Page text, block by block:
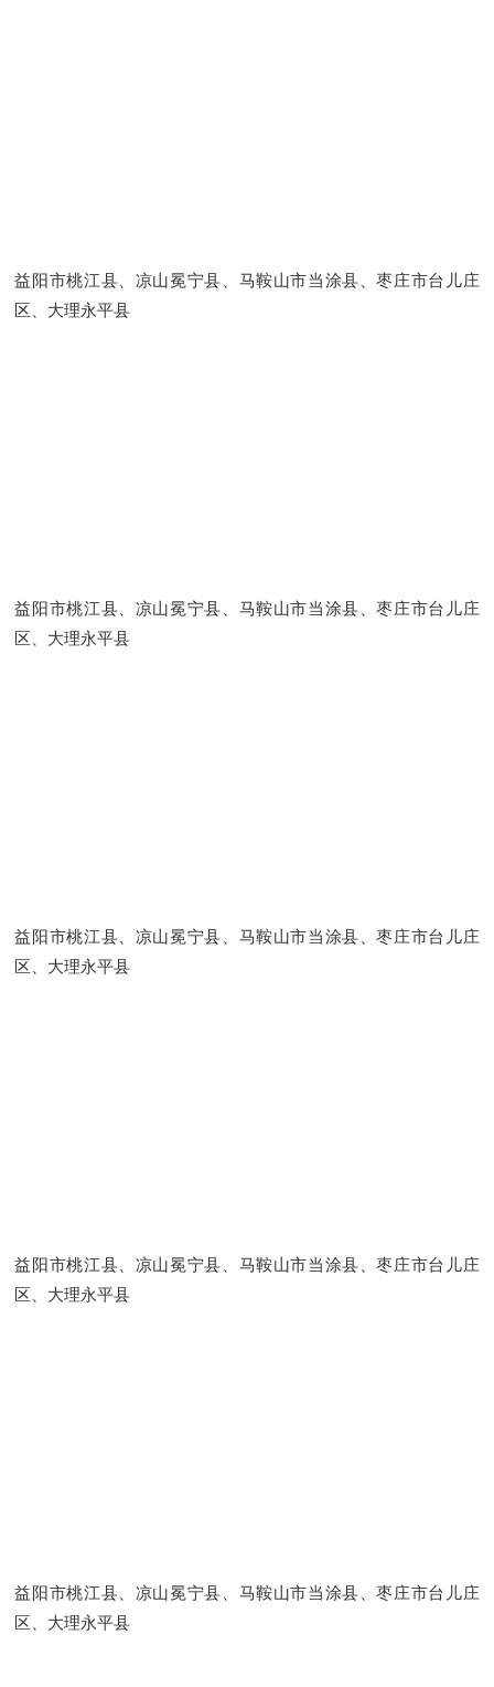
益阳市桃江县、凉山冕宁县、马鞍山市当涂县、枣庄市台儿庄
区、大理永平县
益阳市桃江县、凉山冕宁县、马鞍山市当涂县、枣庄市台儿庄
区、大理永平县
益阳市桃江县、凉山冕宁县、马鞍山市当涂县、枣庄市台儿庄
区、大理永平县
益阳市桃江县、凉山冕宁县、马鞍山市当涂县、枣庄市台儿庄
区、大理永平县
益阳市桃江县、凉山冕宁县、马鞍山市当涂县、枣庄市台儿庄
区、大理永平县